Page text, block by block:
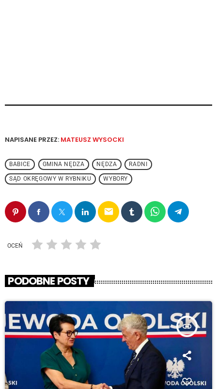
NAPISANE PRZEZ: MATEUSZ WYSOCKI
BABICE GMINA NĘDZA NĘDZA RADNI
SĄD OKRĘGOWY W RYBNIKU WYBORY
email
OCEŃ
PODOBNE POSTY
insert_link